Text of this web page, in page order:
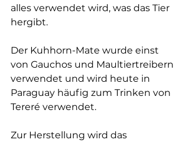
alles verwendet wird, was das Tier
hergibt.
Der Kuhhorn-Mate wurde einst
von Gauchos und Maultiertreibern
verwendet und wird heute in
Paraguay häufig zum Trinken von
Tereré verwendet.
Zur Herstellung wird das